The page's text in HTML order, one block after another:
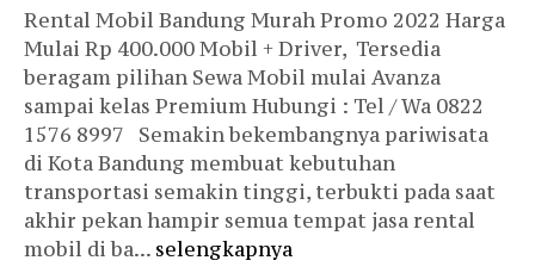
Rental Mobil Bandung Murah Promo 2022 Harga
Mulai Rp 400.000 Mobil + Driver, Tersedia
beragam pilihan Sewa Mobil mulai Avanza
sampai kelas Premium Hubungi : Tel / Wa 0822
1576 8997 Semakin bekembangnya pariwisata
di Kota Bandung membuat kebutuhan
transportasi semakin tinggi, terbukti pada saat
akhir pekan hampir semua tempat jasa rental
mobil di ba... selengkapnya